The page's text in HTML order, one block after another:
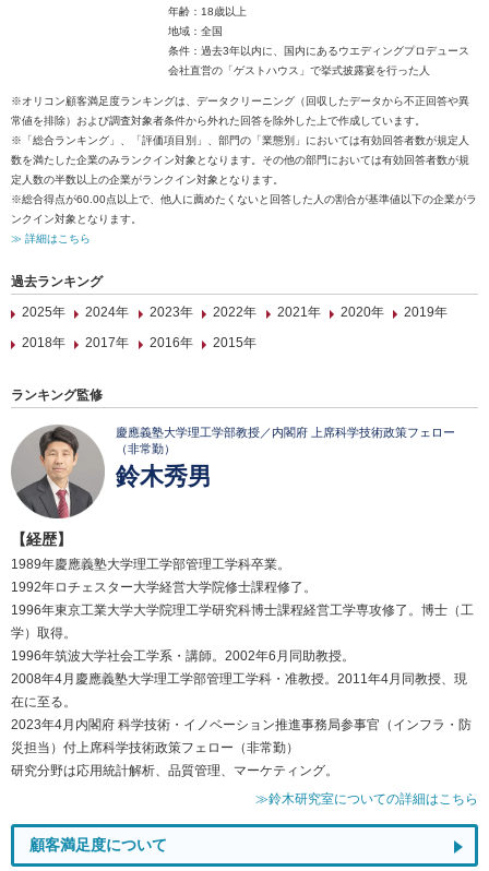
年齢：18歳以上
地域：全国
条件：過去3年以内に、国内にあるウエディングプロデュース
会社直営の「ゲストハウス」で挙式披露宴を行った人
※オリコン顧客満足度ランキングは、データクリーニング（回収したデータから不正回答や異
常値を排除）および調査対象者条件から外れた回答を除外した上で作成しています。
※「総合ランキング」、「評価項目別」、部門の「業態別」においては有効回答者数が規定人
数を満たした企業のみランクイン対象となります。その他の部門においては有効回答者数が規
定人数の半数以上の企業がランクイン対象となります。
※総合得点が60.00点以上で、他人に薦めたくないと回答した人の割合が基準値以下の企業がラ
ンクイン対象となります。
≫ 詳細はこちら
過去ランキング
2025年
2024年 2023年 2022年 2021年 2020年
2019年
2018年
2017年 2016年 2015年
ランキング監修
慶應義塾大学理工学部教授／内閣府 上席科学技術政策フェロー
（非常勤）
鈴木秀男
【経歴】
1989年慶應義塾大学理工学部管理工学科卒業。
1992年ロチェスター大学経営大学院修士課程修了。
1996年東京工業大学大学院理工学研究科博士課程経営工学専攻修了。博士（工
学）取得。
1996年筑波大学社会工学系・講師。2002年6月同助教授。
2008年4月慶應義塾大学理工学部管理工学科・准教授。2011年4月同教授、現
在に至る。
2023年4月内閣府 科学技術・イノベーション推進事務局参事官（インフラ・防
災担当）付上席科学技術政策フェロー（非常勤）
研究分野は応用統計解析、品質管理、マーケティング。
≫鈴木研究室についての詳細はこちら
顧客満足度について